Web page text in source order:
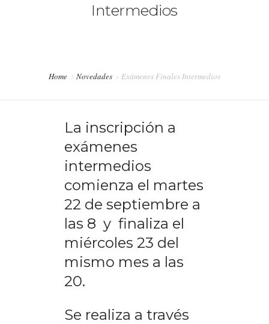
SIU-GUARANÍ
RADIO CONURBANA
Intermedios
Home Novedades Exámenes Finales Intermedios
La inscripción a
exámenes
intermedios
comienza el martes
22 de septiembre a
las 8 y finaliza el
miércoles 23 del
mismo mes a las
20.
Se realiza a través